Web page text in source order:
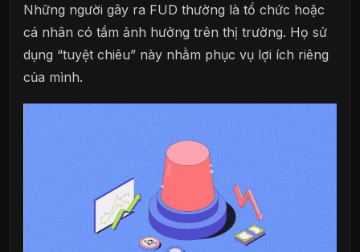
Những người gây ra FUD thường là tổ chức hoặc
cá nhân có tầm ảnh hưởng trên thị trường. Họ sử
dụng “tuyệt chiêu” này nhằm phục vụ lợi ích riêng
của mình.